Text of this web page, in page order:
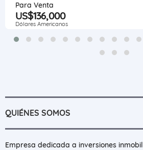
Para Venta
US$136,000
Dólares Americanos
QUIÉNES SOMOS
Empresa dedicada a inversiones